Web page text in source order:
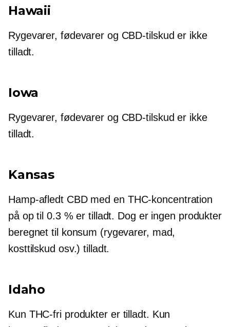
Hawaii
Rygevarer, fødevarer og CBD-tilskud er ikke
tilladt.
Iowa
Rygevarer, fødevarer og CBD-tilskud er ikke
tilladt.
Kansas
Hamp-afledtCBD med en THC-koncentration
på op til 0.3 % er tilladt. Dog er ingen produkter
beregnet til konsum (rygevarer, mad,
kosttilskud osv.) tilladt.
Idaho
Kun THC-friprodukter er tilladt. Kun